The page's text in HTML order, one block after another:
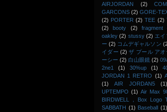
AIRJORDAN
(2)
GARCONS (2) GORE-
(2) PORTER (2) TEE (2)
(2)
booty (2) fragment
oakley (2) stussy (2) エイ
ー (2) コムデギャルソン
イダー (2) ザ プール アオ
ーシー (2) 白山眼鏡 (2)
2ne1
(1) 30%up (1)
JORDAN 1 RETRO (1)
(1)
AIR JORDAN5 (1)
UPTEMPO (1) Air Max
BIRDWELL，Box Logo
SABBATH (1) Baseball (1)